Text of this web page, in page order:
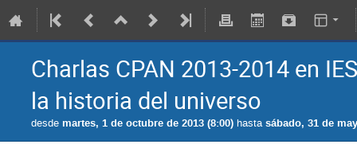
Charlas CPAN 2013-2014 en
la historia del universo
desde martes, 1 de octubre de 2013 (8:00) hastasábado, 31 de